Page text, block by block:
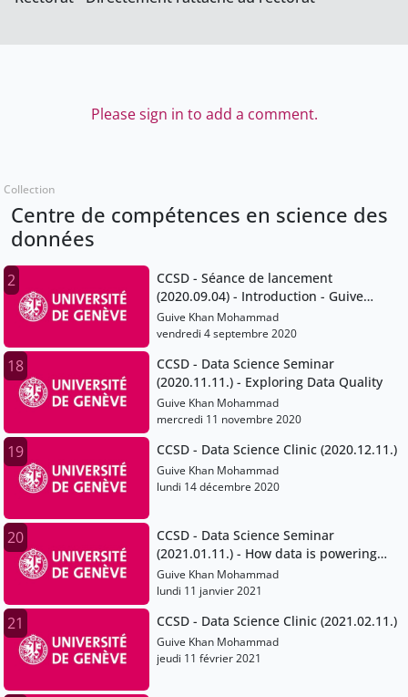
Please sign in to add a comment.
Collection
Centre de compétences en science des
données
2
CCSD - Séance de lancement
(2020.09.04) - Introduction - Guive
Khan.mp4
Guive Khan Mohammad
vendredi 4 septembre 2020
18
CCSD - Data Science Seminar
(2020.11.11.) - Exploring Data Quality
Guive Khan Mohammad
mercredi 11 novembre 2020
19 CCSD - Data Science Clinic (2020.12.11.)
Guive Khan Mohammad
lundi 14 décembre 2020
20
CCSD - Data Science Seminar
(2021.01.11.) - How data is powering
more open and collaborative forms of
science
Guive Khan Mohammad
lundi 11 janvier 2021
21 CCSD - Data Science Clinic (2021.02.11.)
Guive Khan Mohammad
jeudi 11 février 2021